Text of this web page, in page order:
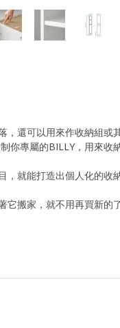
，還可以用來作收納組或
你專屬的BILLY，用來收
，就能打造出個人化的收
它搬家，就不用再買新的